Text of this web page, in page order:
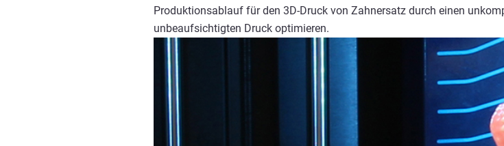
Produktionsablauf für den 3D-Druck von Zahnersatz durch einen
unbeaufsichtigten Druck optimieren.